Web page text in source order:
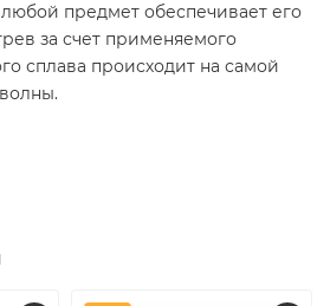
предмет обеспечивает его
за счет применяемого
сплава происходит на самой